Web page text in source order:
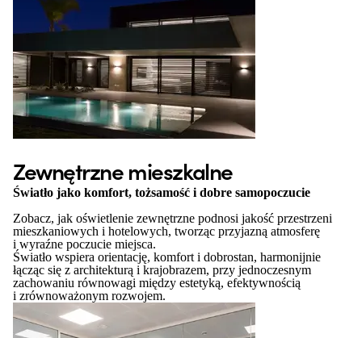
Zewnętrzne mieszkalne
Światło jako komfort, tożsamość i dobre samopoczucie
Zobacz, jak oświetlenie zewnętrzne podnosi jakość przestrzeni
mieszkaniowych i hotelowych, tworząc przyjazną atmosferę
i wyraźne poczucie miejsca.
Światło wspiera orientację, komfort i dobrostan, harmonijnie
łącząc się z architekturą i krajobrazem, przy jednoczesnym
zachowaniu równowagi między estetyką, efektywnością
i zrównoważonym rozwojem.